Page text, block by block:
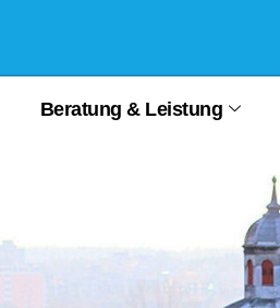
Beratung & Leistung